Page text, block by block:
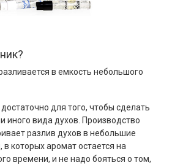
в емкость небольшого
для того, чтобы сделать
иного вида духов. Производство
разлив духов в небольшие
которых аромат остается на
времени, и не надо бояться о том,